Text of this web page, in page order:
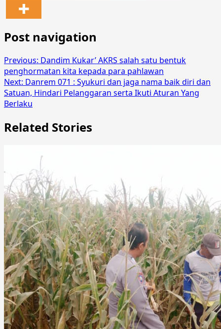
Post navigation
Previous: Dandim Kukar’ AKRS salah satu bentuk
penghormatan kita kepada para pahlawan
Next: Danrem 071 : Syukuri dan jaga nama baik diri dan
Satuan, Hindari Pelanggaran serta Ikuti Aturan Yang
Berlaku
Related Stories